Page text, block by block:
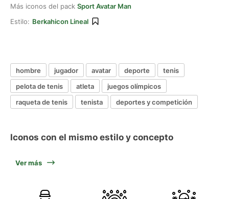
Más iconos del pack Sport Avatar Man
Estilo: Berkahicon Lineal
hombre jugador avatar deporte
tenis
pelota de tenis
atleta
juegos olímpicos
raqueta de tenis
tenista deportes y competición
Iconos con el mismo estilo y concepto
Ver más